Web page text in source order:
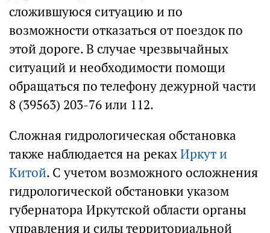
сложившуюся ситуацию и по
возможности отказаться от поездок по
этой дороге. В случае чрезвычайных
ситуаций и необходимости помощи
обращаться по телефону дежурной части
8 (39563) 203-76 или 112.
Сложная гидрологическая обстановка
также наблюдается на рекахИркут и
Китой. С учетом возможного осложнения
гидрологической обстановки указом
губернатора Иркутской области органы
управления и силы территориальной